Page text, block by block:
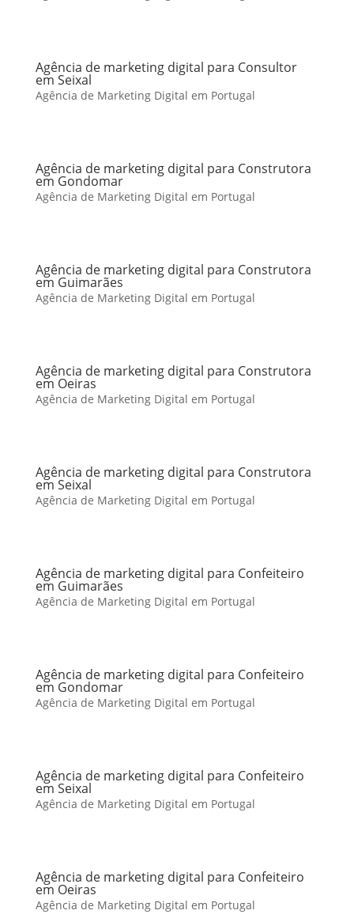
Agência de marketing digital para Consultor
em Seixal
Agência de Marketing Digital em Portugal
Agência de marketing digital para Construtora
em Gondomar
Agência de Marketing Digital em Portugal
Agência de marketing digital para Construtora
em Guimarães
Agência de Marketing Digital em Portugal
Agência de marketing digital para Construtora
em Oeiras
Agência de Marketing Digital em Portugal
Agência de marketing digital para Construtora
em Seixal
Agência de Marketing Digital em Portugal
Agência de marketing digital para Confeiteiro
em Guimarães
Agência de Marketing Digital em Portugal
Agência de marketing digital para Confeiteiro
em Gondomar
Agência de Marketing Digital em Portugal
Agência de marketing digital para Confeiteiro
em Seixal
Agência de Marketing Digital em Portugal
Agência de marketing digital para Confeiteiro
em Oeiras
Agência de Marketing Digital em Portugal